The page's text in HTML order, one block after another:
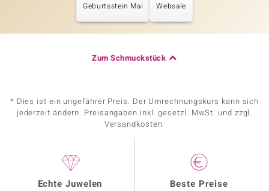
Geburtsstein Mai Websale
Zum Schmuckstück
* Dies ist ein ungefährer Preis. Der Umrechnungskurs kann sich
jederzeit ändern. Preisangaben inkl. gesetzl. MwSt. und zzgl.
Versandkosten.
Echte Juwelen Beste Preise